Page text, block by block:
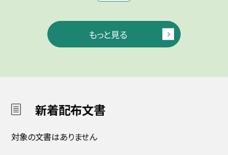
もっと見る
新着配布文書
対象の文書はありません